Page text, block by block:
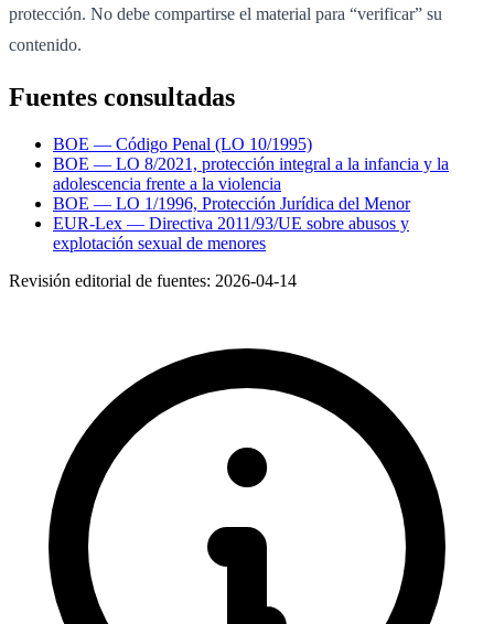
protección. No debe compartirse el material para “verificar” su
contenido.
Fuentes consultadas
BOE — Código Penal (LO 10/1995)
BOE — LO 8/2021, protección integral a la infancia y la
adolescencia frente a la violencia
BOE — LO 1/1996, Protección Jurídica del Menor
EUR-Lex — Directiva 2011/93/UE sobre abusos y
explotación sexual de menores
Revisión editorial de fuentes: 2026-04-14